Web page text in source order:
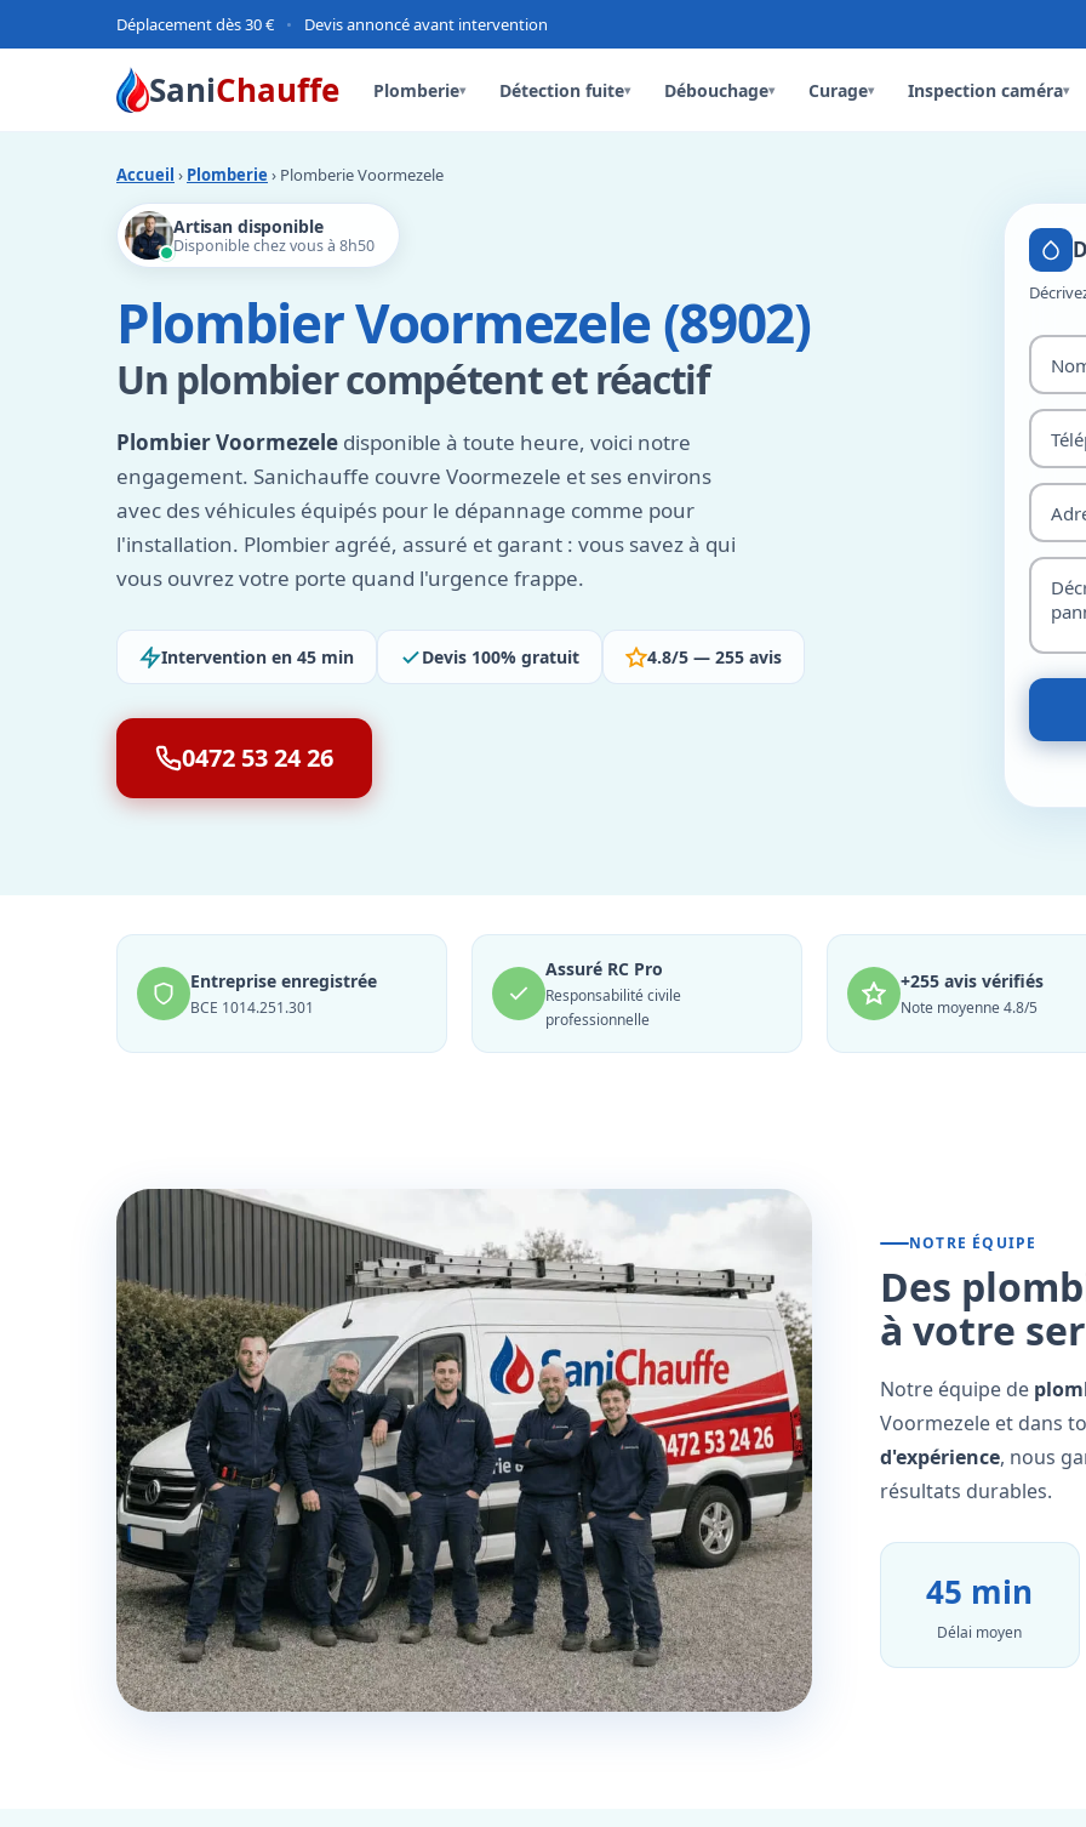
Déplacement dès 30 € • Devis annoncé avant intervention
SaniChauffe Plomberie▾ Détection fuite▾ Débouchage▾ Curage▾ Inspection caméra▾
Accueil › Plomberie › Plomberie Voormezele
Artisan disponible
Disponible chez vous à 8h50
Plombier Voormezele (8902)
Un plombier compétent et réactif
Plombier Voormezele disponible à toute heure, voici notre
engagement. Sanichauffe couvre Voormezele et ses environs
avec des véhicules équipés pour le dépannage comme pour
l'installation. Plombier agréé, assuré et garant : vous savez à qui
vous ouvrez votre porte quand l'urgence frappe.
Intervention en 45 min Devis 100% gratuit 4.8/5 — 255 avis
0472 53 24 26
Entreprise enregistrée
BCE 1014.251.301
Assuré RC Pro
Responsabilité civile
professionnelle
+255 avis vérifiés
Note moyenne 4.8/5
NOTRE ÉQUIPE
Des
à votre
Notre équipe de
Voormezele et dans
d'expérience, nous
résultats durables.
45 min
Délai moyen